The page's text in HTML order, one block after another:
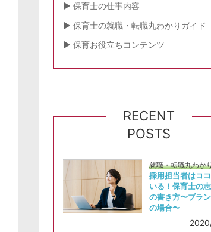
保育士の仕事内容
保育士の就職・転職丸わかりガイド
保育お役立ちコンテンツ
RECENT
POSTS
就職・転職丸わか
採用担当者はコ
いる！保育士の
の書き方〜ブラ
の場合〜